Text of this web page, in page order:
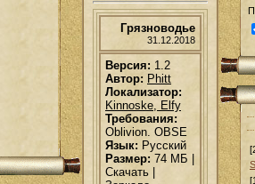
Грязноводье
31.12.2018
Версия: 1.2
Автор: Phitt
Локализатор:
Kinnoske, Elfy
Требования:
Oblivion. OBSE
Язык: Русский
Размер: 74 МБ |
Скачать |